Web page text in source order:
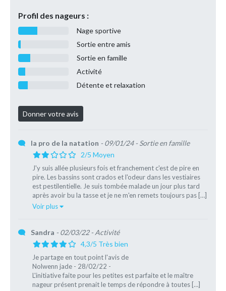
Profil des nageurs :
Nage sportive
Sortie entre amis
Sortie en famille
Activité
Détente et relaxation
la pro de la natation - 09/01/24- Sortie en famille
2/5 Moyen
J'y suis allée plusieurs fois et franchement c'est de pire en
pire. Les bassins sont crados et l'odeur dans les vestiaires
est pestilentielle. Je suis tombée malade un jour plus tard
après avoir bu la tasse et je ne m'en remets toujours pas […]
Voir plus
Sandra - 02/03/22- Activité
4,3/5 Très bien
Je partage en tout point l'avis de
Nolwenn jade - 28/02/22 -
L'initiative faite pour les petites est parfaite et le maître
nageur présent prenait le temps de répondre à toutes […]